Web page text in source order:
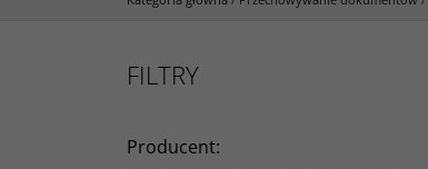
FILTRY
Producent: